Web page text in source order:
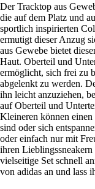
Der Tracktop aus
die auf dem Platz und
sportlich inspirierten
ermutigt dieser Anzug
aus Gewebe bietet
Haut. Oberteil und
ermöglicht, sich frei zu
abgelenkt zu werden.
ihn leicht anzuziehen,
auf Oberteil und
Kleineren können
sind oder sich
oder einfach nur mit
ihren
vielseitige Set schnell
von adidas an und lass